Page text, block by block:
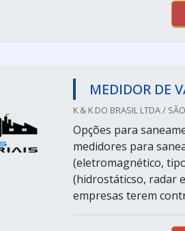
MEDIDOR DE
K & K DO BRASIL LTDA /
Opções para
medidores para
(eletromagnético,
(hidrostáticso, radar
empresas terem